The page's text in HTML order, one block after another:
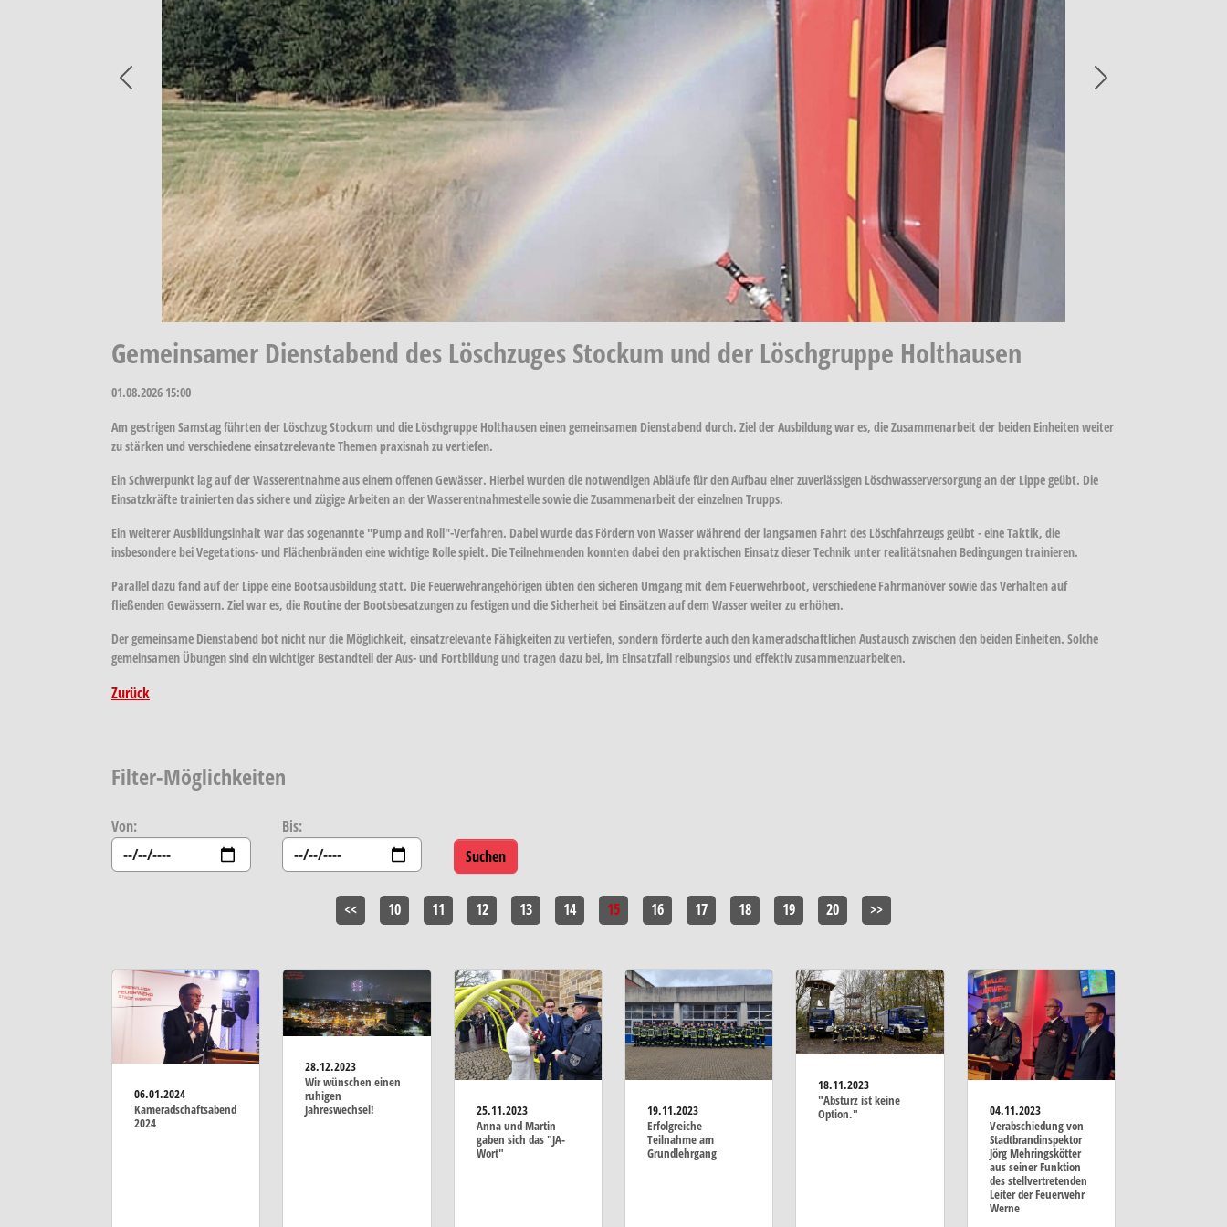
Previous
Gemeinsamer Dienstabend des Löschzuges Stockum und der Löschgruppe Holthausen
01.08.2026 15:00
Am gestrigen Samstag führten der Löschzug Stockum und die Löschgruppe Holthausen einen gemeinsamen Dienstabend durch. Ziel der Ausbildung war es, die Zusammenarbeit der beiden Einheiten weiter
zu stärken und verschiedene einsatzrelevante Themen praxisnah zu vertiefen.
Ein Schwerpunkt lag auf der Wasserentnahme aus einem offenen Gewässer. Hierbei wurden die notwendigen Abläufe für den Aufbau einer zuverlässigen Löschwasserversorgung an der Lippe geübt. Die
Einsatzkräfte trainierten das sichere und zügige Arbeiten an der Wasserentnahmestelle sowie die Zusammenarbeit der einzelnen Trupps.
Ein weiterer Ausbildungsinhalt war das sogenannte "Pump and Roll"-Verfahren. Dabei wurde das Fördern von Wasser während der langsamen Fahrt des Löschfahrzeugs geübt - eine Taktik, die
insbesondere bei Vegetations- und Flächenbränden eine wichtige Rolle spielt. Die Teilnehmenden konnten dabei den praktischen Einsatz dieser Technik unter realitätsnahen Bedingungen trainieren.
Parallel dazu fand auf der Lippe eine Bootsausbildung statt. Die Feuerwehrangehörigen übten den sicheren Umgang mit dem Feuerwehrboot, verschiedene Fahrmanöver sowie das Verhalten auf
fließenden Gewässern. Ziel war es, die Routine der Bootsbesatzungen zu festigen und die Sicherheit bei Einsätzen auf dem Wasser weiter zu erhöhen.
Der gemeinsame Dienstabend bot nicht nur die Möglichkeit, einsatzrelevante Fähigkeiten zu vertiefen, sondern förderte auch den kameradschaftlichen Austausch zwischen den beiden Einheiten. Solche
gemeinsamen Übungen sind ein wichtiger Bestandteil der Aus- und Fortbildung und tragen dazu bei, im Einsatzfall reibungslos und effektiv zusammenzuarbeiten.
Zurück
Filter-Möglichkeiten
Von: Bis:
<< 10 11 12 13 14 15 16 17 18 19 20 >>
06.01.2024
Kameradschaftsabend
2024
28.12.2023
Wir wünschen einen
ruhigen
Jahreswechsel!
25.11.2023
Anna und Martin
gaben sich das "JA-
Wort"
19.11.2023
Erfolgreiche
Teilnahme am
Grundlehrgang
18.11.2023
"Absturz ist keine
Option."
04.11.2023
Verabschiedung von
Stadtbrandinspektor
Jörg Mehringskötter
aus seiner Funktion
des stellvertretenden
Leiter der Feuerwehr
Werne